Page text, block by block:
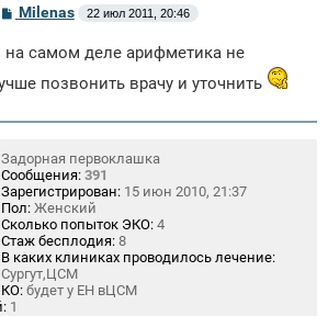
С
о
б
е
и
Milenas 22 июл 2011, 20:46
на самом деле арифметика не
позвонить врачу и уточнить
Задорная первоклашка
Сообщения: 391
Зарегистрирован: 15 июн 2010, 21:37
Пол: Женский
Сколько попыток ЭКО: 4
Стаж бесплодия: 8
В каких клиниках проводилось лечение:
Сургут,ЦСМ
будет у ЕН вЦСМ
1